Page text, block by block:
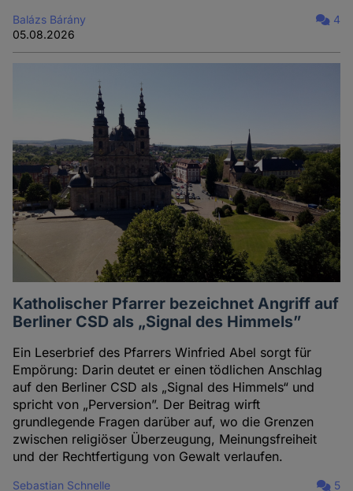
Balázs Bárány
05.08.2026
4
Katholischer Pfarrer bezeichnet Angriff auf
Berliner CSD als „Signal des Himmels”
Ein Leserbrief des Pfarrers Winfried Abel sorgt für
Empörung: Darin deutet er einen tödlichen Anschlag
auf den Berliner CSD als „Signal des Himmels“ und
spricht von „Perversion”. Der Beitrag wirft
grundlegende Fragen darüber auf, wo die Grenzen
zwischen religiöser Überzeugung, Meinungsfreiheit
und der Rechtfertigung von Gewalt verlaufen.
Sebastian Schnelle
5